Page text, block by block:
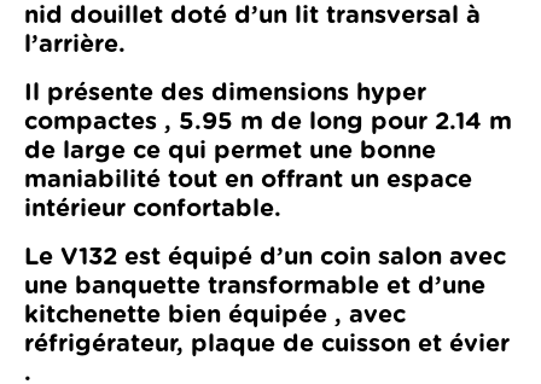
nid douillet doté d’un lit transversal à
l’arrière.
Il présente des dimensions hyper
compactes , 5.95 m de long pour 2.14 m
de large ce qui permet une bonne
maniabilité tout en offrant un espace
intérieur confortable.
Le V132 est équipé d’un coin salon avec
une banquette transformable et d’une
kitchenette bien équipée , avec
réfrigérateur, plaque de cuisson et évier
.